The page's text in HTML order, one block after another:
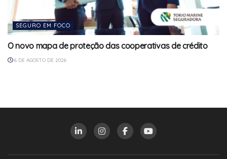
SEGURO EM FOCO
O novo mapa de proteção das cooperativas de crédito
6 DE AGOSTO DE 2026